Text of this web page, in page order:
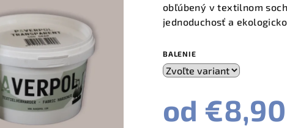
obľúbený v textilnom
jednoduchosť a
BALENIE
od €8,90